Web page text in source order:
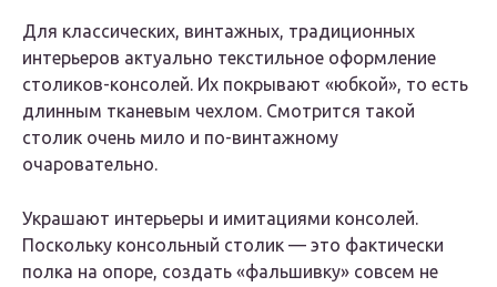
Для классических, винтажных, традиционных
интерьеров актуально текстильное оформление
столиков-консолей. Их покрывают «юбкой», то есть
длинным тканевым чехлом. Смотрится такой
столик очень мило и по-винтажному
очаровательно.
Украшают интерьеры и имитациями консолей.
Поскольку консольный столик — это фактически
полка на опоре, создать «фальшивку» совсем не